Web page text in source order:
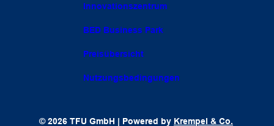
Innovationszentrum
BED Business Park
Preisübersicht
Nutzungsbedingungen
© 2026 TFU GmbH | Powered by Krempel & Co.